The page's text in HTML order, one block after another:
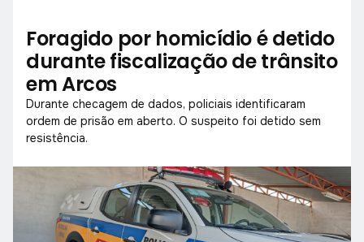
Foragido por homicídio é detido
durante fiscalização de trânsito
em Arcos
Durante checagem de dados, policiais identificaram
ordem de prisão em aberto. O suspeito foi detido sem
resistência.